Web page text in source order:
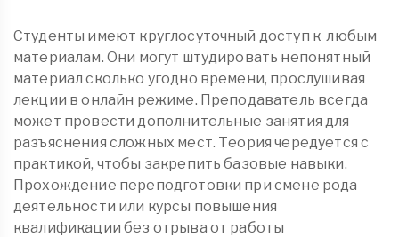
Студенты имеют круглосуточный доступ к любым
материалам. Они могут штудировать непонятный
материал сколько угодно времени, прослушивая
лекции в онлайн режиме. Преподаватель всегда
может провести дополнительные занятия для
разъяснения сложных мест. Теория чередуется с
практикой, чтобы закрепить базовые навыки.
Прохождение переподготовки при смене рода
деятельности или курсы повышения
квалификации без отрыва от работы